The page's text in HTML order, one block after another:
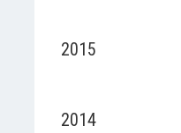
2015
2014